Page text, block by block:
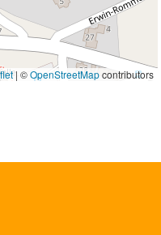
| ©OpenStreetMapcontributors